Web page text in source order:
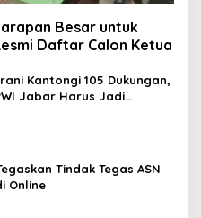
Besar untuk
Daftar Calon Ketua
Kantongi 105 Dukungan,
Jabar Harus Jadi
Tindak Tegas ASN
Online